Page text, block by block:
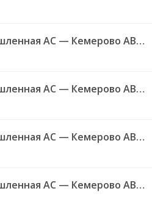
Промышленная АС — Кемерово АВ 536
Промышленная АС — Кемерово АВ 536
Промышленная АС — Кемерово АВ 536
Промышленная АС — Кемерово АВ 536